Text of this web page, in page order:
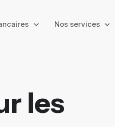
Nos services
les